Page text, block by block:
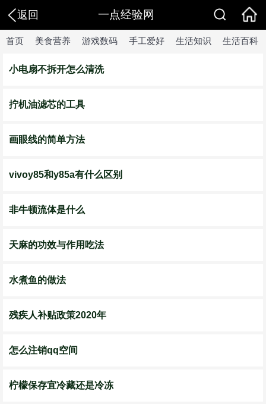
返回 一点经验网
首页 美食营养 游戏数码 手工爱好 生活知识 生活百科
小电扇不拆开怎么清洗
拧机油滤芯的工具
画眼线的简单方法
vivoy85和y85a有什么区别
非牛顿流体是什么
天麻的功效与作用吃法
水煮鱼的做法
残疾人补贴政策2020年
怎么注销qq空间
柠檬保存宜冷藏还是冷冻